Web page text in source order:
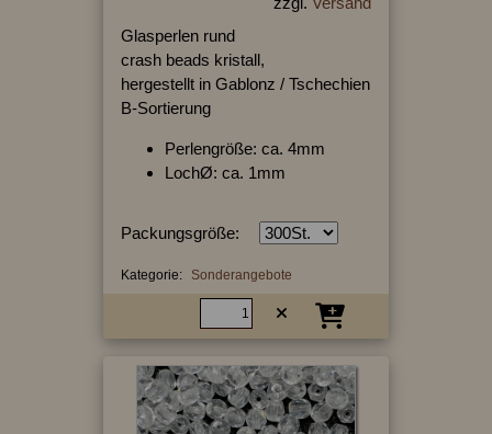
Glasperlen rund
crash beads kristall,
hergestellt in Gablonz / Tschechien
B-Sortierung
Perlengröße: ca. 4mm
LochØ: ca. 1mm
Packungsgröße:
Kategorie: Sonderangebote